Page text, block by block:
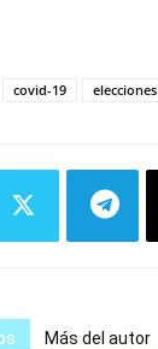
covid-19 elecciones
Más del autor